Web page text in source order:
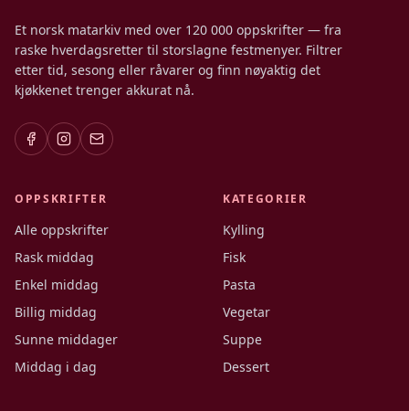
Et norsk matarkiv med over 120 000 oppskrifter — fra
raske hverdagsretter til storslagne festmenyer. Filtrer
etter tid, sesong eller råvarer og finn nøyaktig det
kjøkkenet trenger akkurat nå.
OPPSKRIFTER
Alle oppskrifter
Rask middag
Enkel middag
Billig middag
Sunne middager
Middag i dag
KATEGORIER
Kylling
Fisk
Pasta
Vegetar
Suppe
Dessert